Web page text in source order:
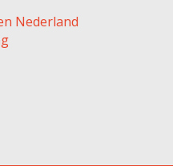
Nederland